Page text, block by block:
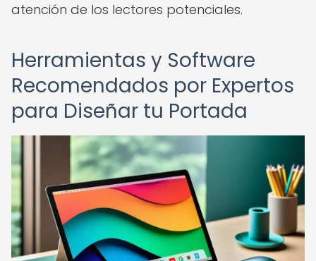
atención de los lectores potenciales.
Herramientas y Software
Recomendados por Expertos
para Diseñar tu Portada